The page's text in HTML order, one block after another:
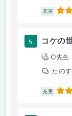
充実 5
5 コケの
O先生
たの
充実 5